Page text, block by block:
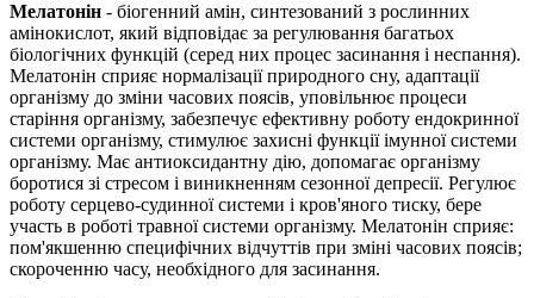
Мелатонін - біогенний амін, синтезований з рослинних
амінокислот, який відповідає за регулювання багатьох
біологічних функцій (серед них процес засинання і неспання).
Мелатонін сприяє нормалізації природного сну, адаптації
організму до зміни часових поясів, уповільнює процеси
старіння організму, забезпечує ефективну роботу ендокринної
системи організму, стимулює захисні функції імунної системи
організму. Має антиоксидантну дію, допомагає організму
боротися зі стресом і виникненням сезонної депресії. Регулює
роботу серцево-судинної системи і кров'яного тиску, бере
участь в роботі травної системи організму. Мелатонін сприяє:
пом'якшенню специфічних відчуттів при зміні часових поясів;
скороченню часу, необхідного для засинання.